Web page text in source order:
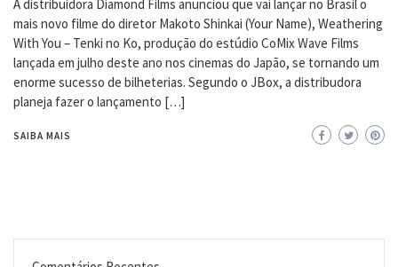
A distribuidora Diamond Films anunciou que vai lançar no Brasil o
mais novo filme do diretor Makoto Shinkai (Your Name), Weathering
With You – Tenki no Ko, produção do estúdio CoMix Wave Films
lançada em julho deste ano nos cinemas do Japão, se tornando um
enorme sucesso de bilheterias. Segundo o JBox, a distribudora
planeja fazer o lançamento […]
SAIBA MAIS